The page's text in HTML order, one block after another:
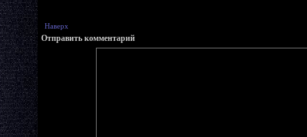
Наверх
Отправить комментарий